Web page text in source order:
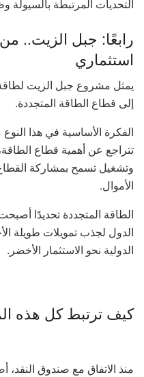
التحديات المرتبطة بالسيولة
رابعًا: جبل الزيت..
استثماري
يمثل مشروع جبل الزيت لطاقة
إلى قطاع الطاقة المتجددة.
الفكرة الأساسية في هذا
تتراجع عن أهمية قطاع
وتشغيل تسمح بمشاركة
الأموال.
الطاقة المتجددة تحديدًا
الدول لجذب تمويلات طويلة
الدولية نحو الاستثمار الأخضر.
كيف ترتبط كل هذه
منذ الاتفاق مع صندوق